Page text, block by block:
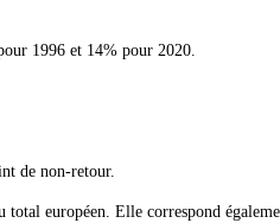
1996 et 14% pour 2020.
de non-retour.
européen. Elle correspond